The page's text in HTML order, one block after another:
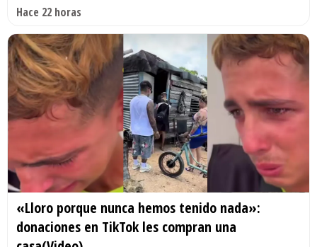
Hace 22 horas
«Lloro porque nunca hemos tenido nada»:
donaciones en TikTok les compran una